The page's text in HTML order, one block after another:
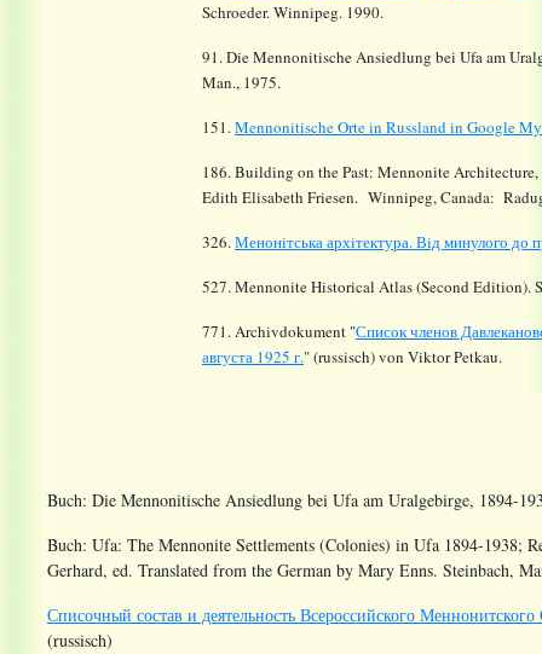
Schroeder. Winnipeg. 1990.
91. Die Mennonitische Ansiedlung bei Ufa am
Man., 1975.
151.Mennonitische Orte in Russland in Google
186. Building on the Past: Mennonite
Edith Elisabeth Friesen. Winnipeg, Canada:
326.Менонiтська архiтектура. Вiд минулого до
527. Mennonite Historical Atlas (Second Edition).
771. Archivdokument "Список членов
августа 1925 г." (russisch) von Viktor Petkau.
Buch: Die Mennonitische Ansiedlung bei Ufa am Uralgebirge, 1894-
Buch: Ufa: The Mennonite Settlements (Colonies) in Ufa 1894-1938;
Gerhard, ed. Translated from the German by Mary Enns. Steinbach,
Списочный состав и деятельность Всероссийского
(russisch)